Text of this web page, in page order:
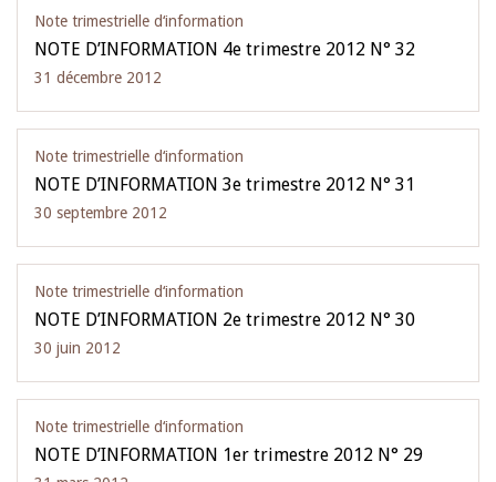
Note trimestrielle d‘information
NOTE D’INFORMATION 4e trimestre 2012 N° 32
31 décembre 2012
Note trimestrielle d‘information
NOTE D’INFORMATION 3e trimestre 2012 N° 31
30 septembre 2012
Note trimestrielle d‘information
NOTE D’INFORMATION 2e trimestre 2012 N° 30
30 juin 2012
Note trimestrielle d‘information
NOTE D’INFORMATION 1er trimestre 2012 N° 29